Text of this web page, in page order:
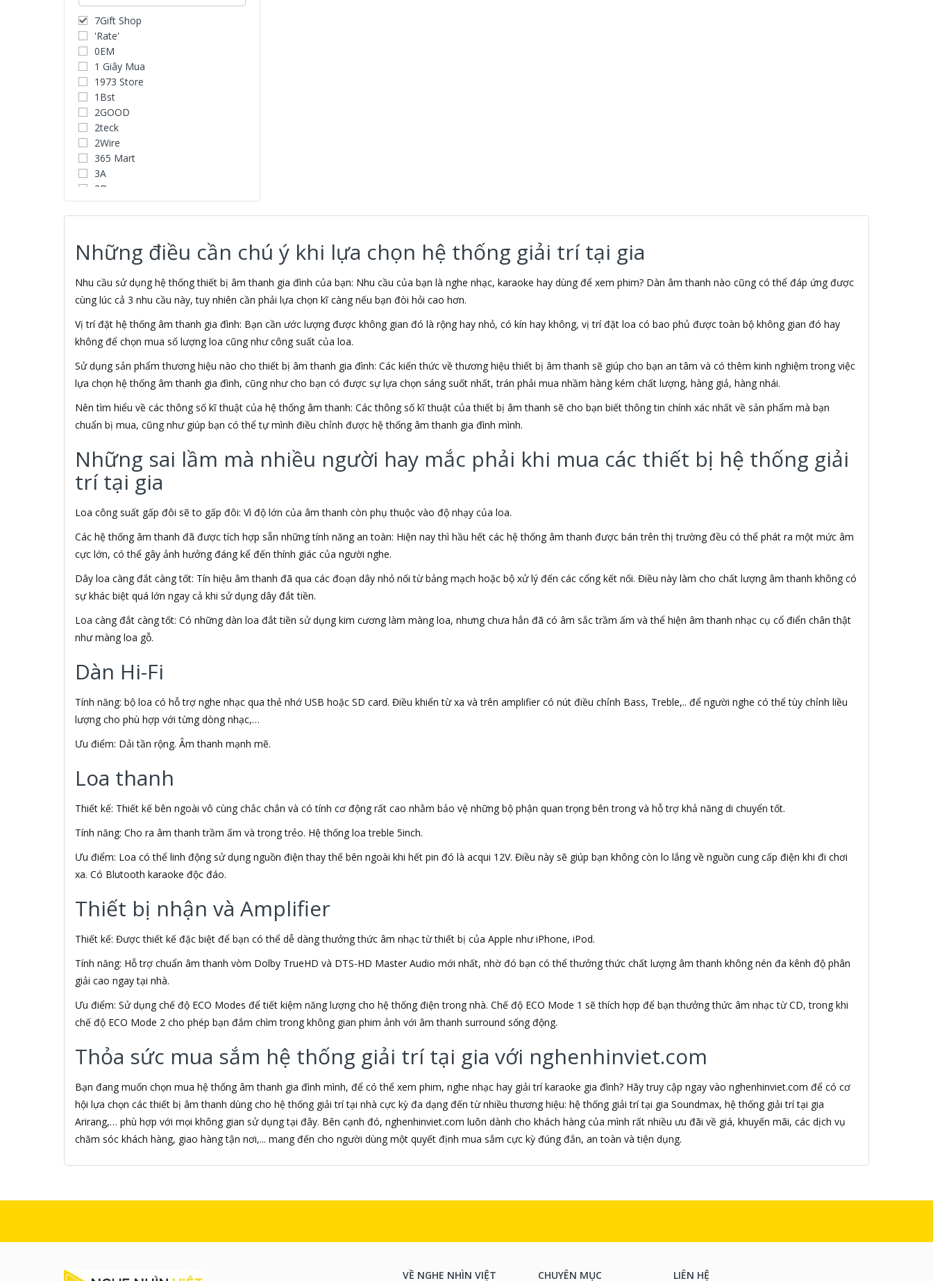
7Gift Shop
'Rate'
0EM
1 Giây Mua
1973 Store
1Bst
2GOOD
2teck
2Wire
365 Mart
3A
3D
3D Water Speaker
3Dconnexion
3S
5A systems
A 100+
A Clock
A & T
AAD
ABCNOVEL
ACASIS
ACCESS
Accessorize
Acer
ACME MADE
ACNES
Acnos
ACOUSTIC ENERGY
AD
ADATA
ADDLOGIX
AFOX
Ai Home
Aibo
Aiborg
Aibot
Aiphone Corporation
AIPTEK
Air Mouse
AIRPORT
AK
AKAI
Akino
Akus
Alctron
ALGOZ
Ali Chien Chien
ALLOYSEED
Alpine
Âm nhạc
AMAZON
AmazonBasics
AMD
Ami
Amkov
AMLOGIC
AMPE
AMPED WIRELESS
Ampere Creations
Amuadi
ANCOM GL
ANDROID BOX
media
Android TV BOX
Những điều cần chú ý khi lựa chọn hệ thống giải trí tại gia
Nhu cầu sử dụng hệ thống thiết bị âm thanh gia đình của bạn: Nhu cầu của bạn là nghe nhạc, karaoke hay dùng để xem phim? Dàn âm thanh nào cũng có thể đáp ứng được
cùng lúc cả 3 nhu cầu này, tuy nhiên cần phải lựa chọn kĩ càng nếu bạn đòi hỏi cao hơn.
Vị trí đặt hệ thống âm thanh gia đình: Bạn cần ước lượng được không gian đó là rộng hay nhỏ, có kín hay không, vị trí đặt loa có bao phủ được toàn bộ không gian đó hay
không để chọn mua số lượng loa cũng như công suất của loa.
Sử dụng sản phẩm thương hiệu nào cho thiết bị âm thanh gia đình: Các kiến thức về thương hiệu thiết bị âm thanh sẽ giúp cho bạn an tâm và có thêm kinh nghiệm trong việc
lựa chọn hệ thống âm thanh gia đình, cũng như cho bạn có được sự lựa chọn sáng suốt nhất, trán phải mua nhầm hàng kém chất lượng, hàng giả, hàng nhái.
Nên tìm hiểu về các thông số kĩ thuật của hệ thống âm thanh: Các thông số kĩ thuật của thiết bị âm thanh sẽ cho bạn biết thông tin chính xác nhất về sản phẩm mà bạn
chuẩn bị mua, cũng như giúp bạn có thể tự mình điều chỉnh được hệ thống âm thanh gia đình mình.
Những sai lầm mà nhiều người hay mắc phải khi mua các thiết bị hệ thống giải
trí tại gia
Loa công suất gấp đôi sẽ to gấp đôi: Vì độ lớn của âm thanh còn phụ thuộc vào độ nhạy của loa.
Các hệ thống âm thanh đã được tích hợp sẵn những tính năng an toàn: Hiện nay thì hầu hết các hệ thống âm thanh được bán trên thị trường đều có thể phát ra một mức âm
cực lớn, có thể gây ảnh hưởng đáng kể đến thính giác của người nghe.
Dây loa càng đắt càng tốt: Tín hiệu âm thanh đã qua các đoạn dây nhỏ nối từ bảng mạch hoặc bộ xử lý đến các cổng kết nối. Điều này làm cho chất lượng âm thanh không có
sự khác biệt quá lớn ngay cả khi sử dụng dây đắt tiền.
Loa càng đắt càng tốt: Có những dàn loa đắt tiền sử dụng kim cương làm màng loa, nhưng chưa hẳn đã có âm sắc trầm ấm và thể hiện âm thanh nhạc cụ cổ điển chân thật
như màng loa gỗ.
Dàn Hi-Fi
Tính năng: bộ loa có hỗ trợ nghe nhạc qua thẻ nhớ USB hoặc SD card. Điều khiển từ xa và trên amplifier có nút điều chỉnh Bass, Treble,.. để người nghe có thể tùy chỉnh liều
lượng cho phù hợp với từng dòng nhạc,…
Ưu điểm: Dải tần rộng. Âm thanh mạnh mẽ.
Loa thanh
Thiết kế: Thiết kế bên ngoài vô cùng chắc chắn và có tính cơ động rất cao nhằm bảo vệ những bộ phận quan trọng bên trong và hỗ trợ khả năng di chuyển tốt.
Tính năng: Cho ra âm thanh trầm ấm và trong trẻo. Hệ thống loa treble 5inch.
Ưu điểm: Loa có thể linh động sử dụng nguồn điện thay thế bên ngoài khi hết pin đó là acqui 12V. Điều này sẽ giúp bạn không còn lo lắng về nguồn cung cấp điện khi đi chơi
xa. Có Blutooth karaoke độc đáo.
Thiết bị nhận và Amplifier
Thiết kế: Được thiết kế đặc biệt để bạn có thể dễ dàng thưởng thức âm nhạc từ thiết bị của Apple như iPhone, iPod.
Tính năng: Hỗ trợ chuẩn âm thanh vòm Dolby TrueHD và DTS-HD Master Audio mới nhất, nhờ đó bạn có thể thưởng thức chất lượng âm thanh không nén đa kênh độ phân
giải cao ngay tại nhà.
Ưu điểm: Sử dụng chế độ ECO Modes để tiết kiệm năng lượng cho hệ thống điện trong nhà. Chế độ ECO Mode 1 sẽ thích hợp để bạn thưởng thức âm nhạc từ CD, trong khi
chế độ ECO Mode 2 cho phép bạn đắm chìm trong không gian phim ảnh với âm thanh surround sống động.
Thỏa sức mua sắm hệ thống giải trí tại gia với nghenhinviet.com
Bạn đang muốn chọn mua hệ thống âm thanh gia đình mình, để có thể xem phim, nghe nhạc hay giải trí karaoke gia đình? Hãy truy cập ngay vào nghenhinviet.com để có cơ
hội lựa chọn các thiết bị âm thanh dùng cho hệ thống giải trí tại nhà cực kỳ đa dạng đến từ nhiều thương hiệu: hệ thống giải trí tại gia Soundmax, hệ thống giải trí tại gia
Arirang,… phù hợp với mọi không gian sử dụng tại đây. Bên cạnh đó, nghenhinviet.com luôn dành cho khách hàng của mình rất nhiều ưu đãi về giá, khuyến mãi, các dịch vụ
chăm sóc khách hàng, giao hàng tận nơi,... mang đến cho người dùng một quyết định mua sắm cực kỳ đúng đắn, an toàn và tiện dụng.
VỀ NGHE NHÌN VIỆT CHUYÊN MỤC LIÊN HỆ